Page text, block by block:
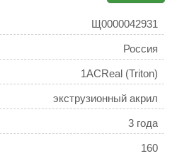
Щ0000042931
Россия
1ACReal (Triton)
экструзионный акрил
(ПММА/АБС)
3 года
160